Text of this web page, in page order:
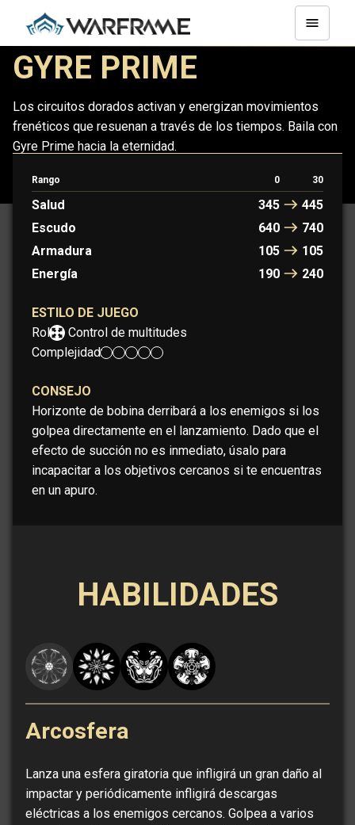
GYRE PRIME
Los circuitos dorados activan y energizan movimientos
frenéticos que resuenan a través de los tiempos. Baila con
Gyre Prime hacia la eternidad.
Rango 0 30
Salud 345
445
Escudo
640
740
Armadura
105
105
Energía
190 240
ESTILO DE JUEGO
Rol:
Control de multitudes
Complejidad:
CONSEJO
Horizonte de bobina derribará a los enemigos si los
golpea directamente en el lanzamiento. Dado que el
efecto de succión no es inmediato, úsalo para
incapacitar a los objetivos cercanos si te encuentras
en un apuro.
HABILIDADES
Arcosfera
Lanza una esfera giratoria que infligirá un gran daño al
impactar y periódicamente infligirá descargas
eléctricas a los enemigos cercanos. Golpea a varios